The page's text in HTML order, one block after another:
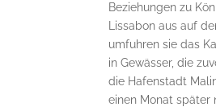
Beziehungen zu
Lissabon aus auf
umfuhren sie das
in Gewässer, die
die Hafenstadt
einen Monat später